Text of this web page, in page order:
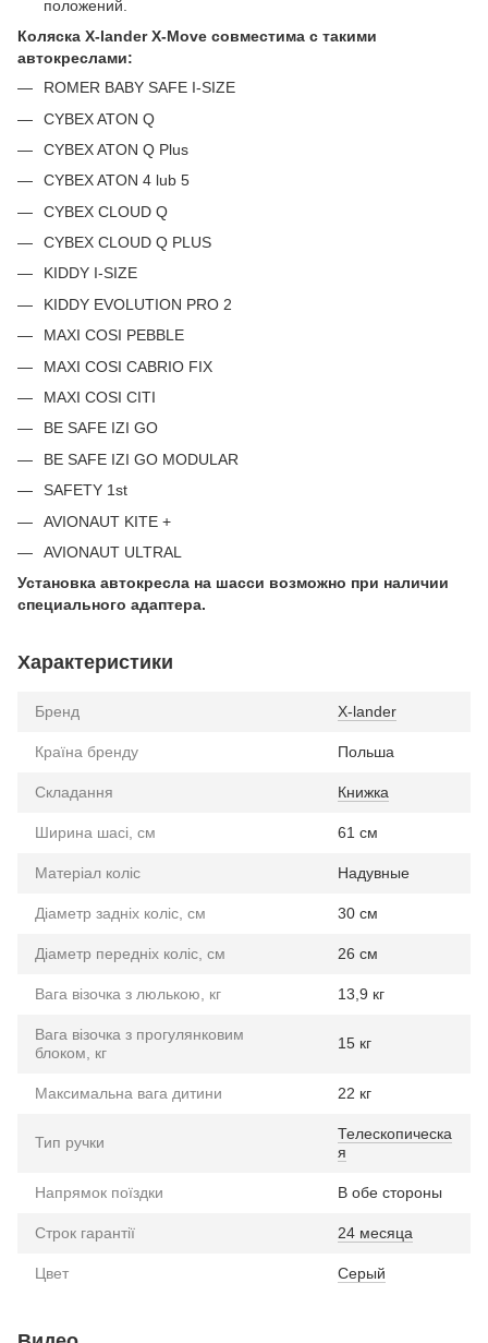
положений.
Коляска X-lander X-Move совместима с такими
автокреслами:
ROMER BABY SAFE I-SIZE
CYBEX ATON Q
CYBEX ATON Q Plus
CYBEX ATON 4 lub 5
CYBEX CLOUD Q
CYBEX CLOUD Q PLUS
KIDDY I-SIZE
KIDDY EVOLUTION PRO 2
MAXI COSI PEBBLE
MAXI COSI CABRIO FIX
MAXI COSI CITI
BE SAFE IZI GO
BE SAFE IZI GO MODULAR
SAFETY 1st
AVIONAUT KITE +
AVIONAUT ULTRAL
Установка автокресла на шасси возможно при наличии
специального адаптера.
Характеристики
Бренд X-lander
Країна бренду Польша
Складання Книжка
Ширина шасі, см 61 см
Матеріал коліс Надувные
Діаметр задніх коліс, см 30 см
Діаметр передніх коліс, см 26 см
Вага візочка з люлькою, кг 13,9 кг
Вага візочка з прогулянковим
блоком, кг
15 кг
Максимальна вага дитини 22 кг
Тип ручки
Телескопическа
я
Напрямок поїздки В обе стороны
Строк гарантії 24 месяца
Цвет Серый